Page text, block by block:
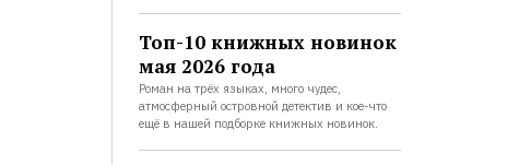
Топ-10 книжных новинок
мая 2026 года
Роман на трёх языках, много чудес,
атмосферный островной детектив и кое-что
ещё в нашей подборке книжных новинок.